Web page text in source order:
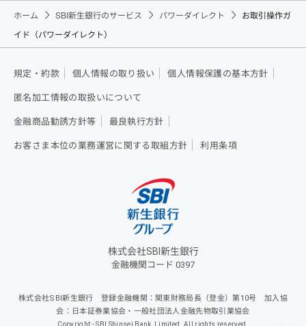
ホーム SBI新生銀行のサービス パワーダイレクト
お取引操作ガ
イド（パワーダイレクト）
規定・約款 個人情報の取り扱い 個人情報保護の基本方針
匿名加工情報の取扱いについて
金融商品勧誘方針等 最良執行方針
お客さま本位の業務運営に関する取組方針 利用条項
株式会社SBI新生銀行
金融機関コード 0397
株式会社SBI新生銀行 登録金融機関：関東財務局長（登金）第10号 加入協
会：日本証券業協会・一般社団法人金融先物取引業協会
Copyright - SBI Shinsei Bank, Limited. All rights reserved.